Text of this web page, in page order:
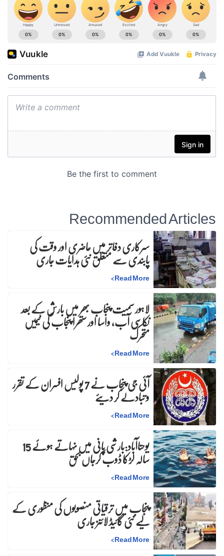
Recommended Articles
سرکاری دفاتر میں حاضری اور وقت کی
پابندی سے متعلق نئی ہدایات جاری
Read More
>
لاہور سمیت پنجاب بھر میں بارش کے بعد
نکاسی آب، واسا اور ستھرا پنجاب کی ٹیمیں
متحرک
Read More
>
آئی جی پنجاب نے 7 پولیس افسران کے تقرر و تبادلے کر دیئے
Read More
>
یوحناآباد:بارشی پانی میں نہاتے ہوئے 15 سالہ لڑکا ڈوب کرجاں بحق
Read More
>
پنجاب میں ترقیاتی منصوبوں کی منظوری کے
لیے نئی گائیڈ لائنز جاری
Read More
>